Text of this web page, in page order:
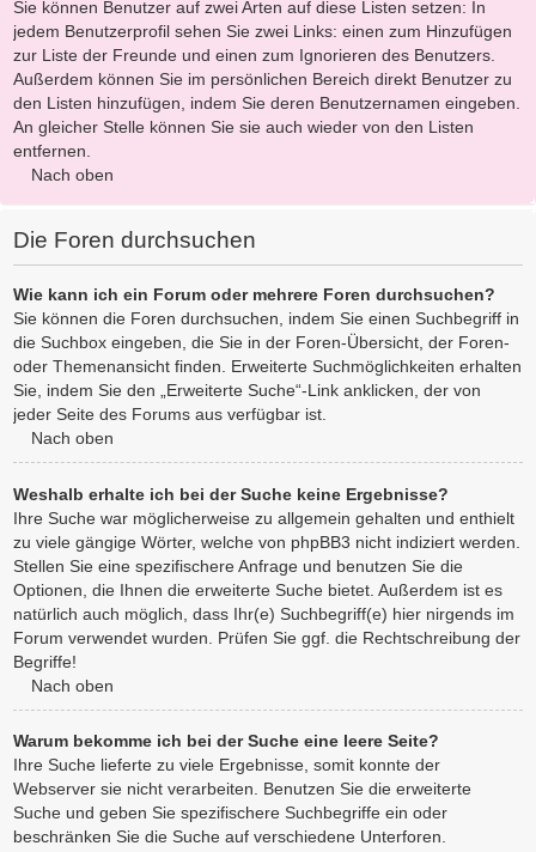
Sie können Benutzer auf zwei Arten auf diese Listen setzen: In
jedem Benutzerprofil sehen Sie zwei Links: einen zum Hinzufügen
zur Liste der Freunde und einen zum Ignorieren des Benutzers.
Außerdem können Sie im persönlichen Bereich direkt Benutzer zu
den Listen hinzufügen, indem Sie deren Benutzernamen eingeben.
An gleicher Stelle können Sie sie auch wieder von den Listen
entfernen.
Nach oben
Die Foren durchsuchen
Wie kann ich ein Forum oder mehrere Foren durchsuchen?
Sie können die Foren durchsuchen, indem Sie einen Suchbegriff in
die Suchbox eingeben, die Sie in der Foren-Übersicht, der Foren-
oder Themenansicht finden. Erweiterte Suchmöglichkeiten erhalten
Sie, indem Sie den „Erweiterte Suche“-Link anklicken, der von
jeder Seite des Forums aus verfügbar ist.
Nach oben
Weshalb erhalte ich bei der Suche keine Ergebnisse?
Ihre Suche war möglicherweise zu allgemein gehalten und enthielt
zu viele gängige Wörter, welche von phpBB3 nicht indiziert werden.
Stellen Sie eine spezifischere Anfrage und benutzen Sie die
Optionen, die Ihnen die erweiterte Suche bietet. Außerdem ist es
natürlich auch möglich, dass Ihr(e) Suchbegriff(e) hier nirgends im
Forum verwendet wurden. Prüfen Sie ggf. die Rechtschreibung der
Begriffe!
Nach oben
Warum bekomme ich bei der Suche eine leere Seite?
Ihre Suche lieferte zu viele Ergebnisse, somit konnte der
Webserver sie nicht verarbeiten. Benutzen Sie die erweiterte
Suche und geben Sie spezifischere Suchbegriffe ein oder
beschränken Sie die Suche auf verschiedene Unterforen.